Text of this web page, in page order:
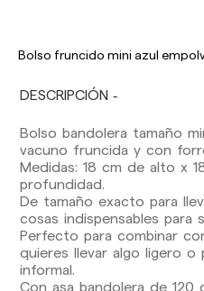
Bolso fruncido mini azul
DESCRIPCIÓN
Bolso bandolera tamaño
vacuno fruncida y con
Medidas: 18 cm de alto x
profundidad.
De tamaño exacto para
cosas indispensables para
Perfecto para combinar
quieres llevar algo ligero o
informal.
Con asa bandolera de 120
Excepto pre-orders.
Baleares: 2-5 días
Canarias, Ceuta y Melilla:
Excepto pre-orders.
Envíos a Europa: 3-5 días
pre-orders.
Envíos a USA: 5-7 días
Envíos fuera de la
días laborables. Excepto